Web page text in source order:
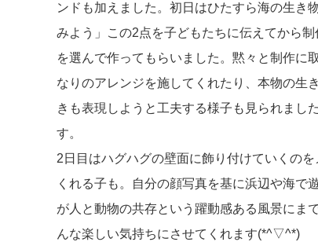
ンドも加えました。初日はひたすら海の生き
みよう」この2点を子どもたちに伝えてから
を選んで作ってもらいました。黙々と制作に
なりのアレンジを施してくれたり、本物の生
きも表現しようと工夫する様子も見られまし
す。
2日目はハグハグの壁面に飾り付けていくの
くれる子も。自分の顔写真を基に浜辺や海で
が人と動物の共存という躍動感ある風景にま
んな楽しい気持ちにさせてくれます(*^▽^*)